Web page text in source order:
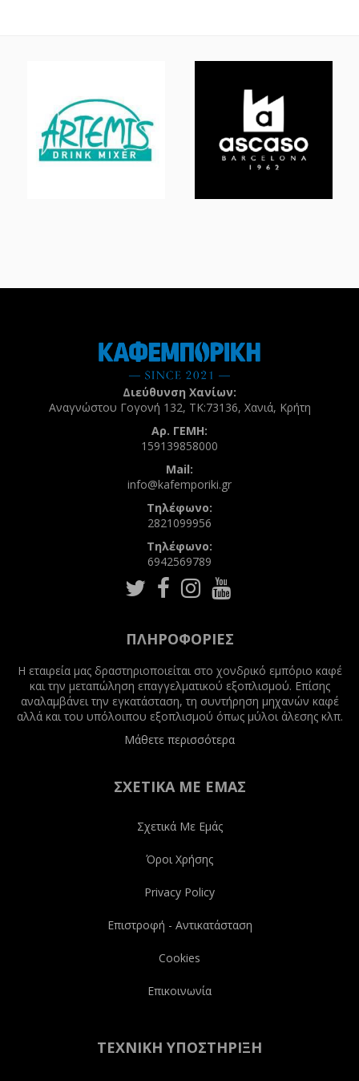
Διεύθυνση Χανίων:
Αναγνώστου Γογονή 132, ΤΚ:73136, Χανιά, Κρήτη
Αρ. ΓΕΜΗ:
159139858000
Mail:
info@kafemporiki.gr
Τηλέφωνο:
2821099956
Τηλέφωνο:
6942569789
FollowFollowFollow
us
Follow
us
ΠΛΗΡΟΦΟΡΊΕΣ
Η εταιρεία μας δραστηριοποιείται στο χονδρικό εμπόριο καφέ
και την μεταπώληση επαγγελματικού εξοπλισμού. Επίσης
αναλαμβάνει την εγκατάσταση, τη συντήρηση μηχανών καφέ
αλλά και του υπόλοιπου εξοπλισμού όπως μύλοι άλεσης κλπ.
Μάθετε περισσότερα
ΣΧΕΤΙΚΆ ΜΕ ΕΜΆΣ
Σχετικά Με Εμάς
Όροι Χρήσης
Privacy Policy
Επιστροφή - Αντικατάσταση
Cookies
Επικοινωνία
ΤΕΧΝΙΚΉ ΥΠΟΣΤΉΡΙΞΗ